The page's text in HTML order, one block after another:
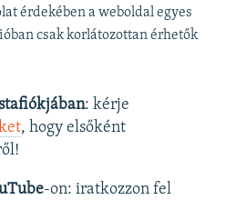
érdekében a weboldal egyes
csak korlátozottan érhetők
: kérje
, hogy elsőként
-on: iratkozzon fel